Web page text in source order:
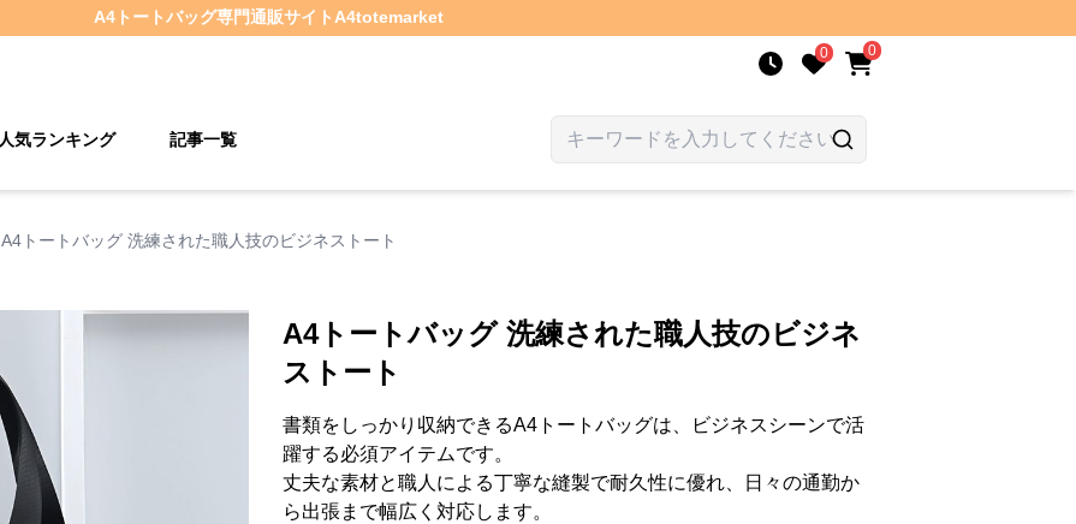
A4トートバッグ専門通販サイト A4totemarket
0 0
人気ランキング 記事一覧
A4トートバッグ 洗練された職人技のビジネストート
A4トートバッグ 洗練された職人技のビジネ
ストート
書類をしっかり収納できるA4トートバッグは、ビジネスシーンで活
躍する必須アイテムです。
丈夫な素材と職人による丁寧な縫製で耐久性に優れ、日々の通勤か
ら出張まで幅広く対応します。